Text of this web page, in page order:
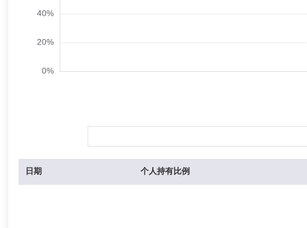
日期 个人持有比例